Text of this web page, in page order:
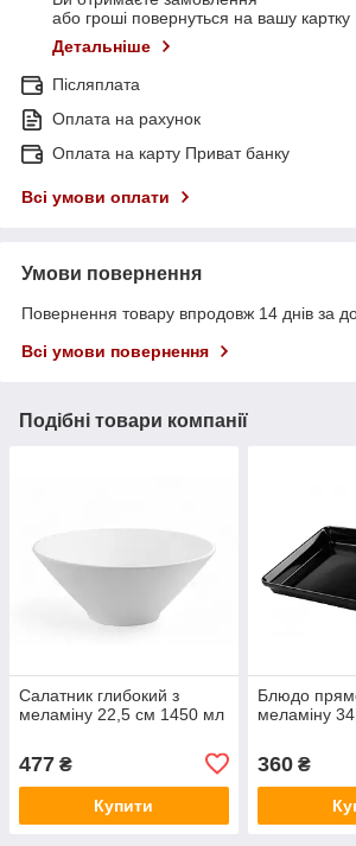
або гроші повернуться на вашу картку
Детальніше
Післяплата
Оплата на рахунок
Оплата на карту Приват банку
Всі умови оплати
Умови повернення
Повернення товару впродовж 14 днів за
Всі умови повернення
Подібні товари компанії
Салатник глибокий з
меламіну 22,5 см 1450 мл
477 ₴
Купити
Блюдо
меламіну
360₴